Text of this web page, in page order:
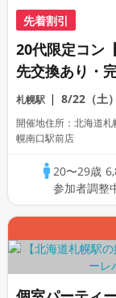
先着割引
20代限定コン
先交換あり・
初参加も大歓
札幌駅 8/22（土）
開催地住所：北海道
幌南口駅前店
20〜29歳
参加者調整